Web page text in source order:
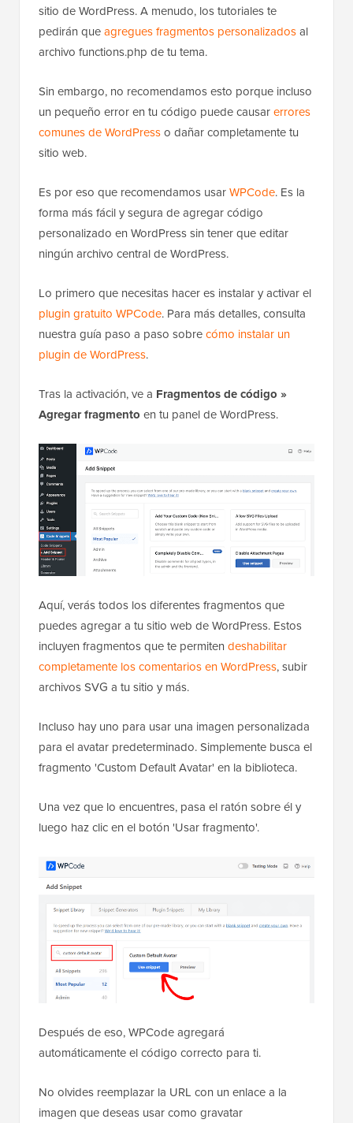
sitio de WordPress. A menudo, los tutoriales te
pedirán queagregues fragmentos personalizadosal
archivo functions.php de tu tema.
Sin embargo, no recomendamos esto porque incluso
un pequeño error en tu código puede causarerrores
comunes de WordPresso dañar completamente tu
sitio web.
Es por eso que recomendamos usarWPCode. Es la
forma más fácil y segura de agregar código
personalizado en WordPress sin tener que editar
ningún archivo central de WordPress.
Lo primero que necesitas hacer es instalar y activar el
plugin gratuito WPCode. Para más detalles, consulta
nuestra guía paso a paso sobrecómo instalar un
plugin de WordPress.
Tras la activación, ve a Fragmentos de código »
Agregar fragmento en tu panel de WordPress.
Aquí, verás todos los diferentes fragmentos que
puedes agregar a tu sitio web de WordPress. Estos
incluyen fragmentos que te permiten deshabilitar
completamente los comentarios en WordPress, subir
archivos SVG a tu sitio y más.
Incluso hay uno para usar una imagen personalizada
para el avatar predeterminado. Simplemente busca el
fragmento 'Custom Default Avatar' en la biblioteca.
Una vez que lo encuentres, pasa el ratón sobre él y
luego haz clic en el botón 'Usar fragmento'.
Después de eso, WPCode agregará
automáticamente el código correcto para ti.
No olvides reemplazar la URL con un enlace a la
imagen que deseas usar como gravatar